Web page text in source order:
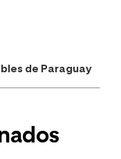
de Paraguay